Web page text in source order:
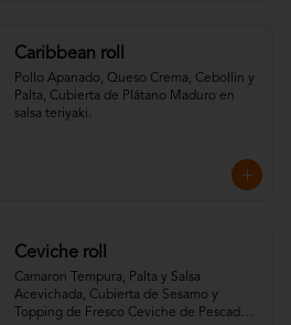
Caribbean roll
Pollo Apanado, Queso Crema, Cebollin y
Palta, Cubierta de Plátano Maduro en
salsa teriyaki.
Ceviche roll
Camaron Tempura, Palta y Salsa
Acevichada, Cubierta de Sesamo y
Topping de Fresco Ceviche de Pescado